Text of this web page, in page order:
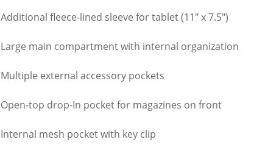
Additional fleece-lined sleeve for tablet (11" x 7.5")
Large main compartment with internal organization
Multiple external accessory pockets
Open-top drop-In pocket for magazines on front
Internal mesh pocket with key clip